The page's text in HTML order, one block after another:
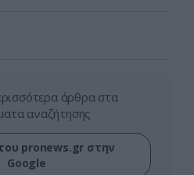
άρθρα στα
αναζήτησης
pronews.gr στην
Google